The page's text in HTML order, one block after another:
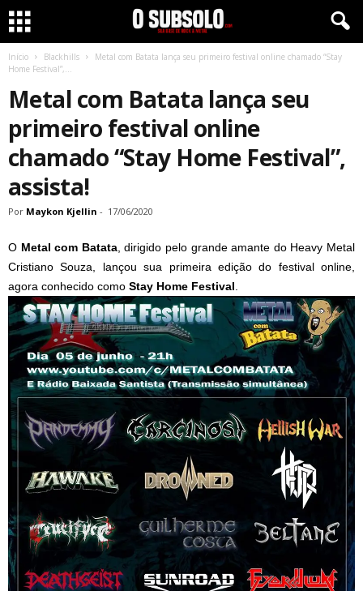
Início Blackhills
Metal com Batata lança seu primeiro festival online chamado “Stay
Home Festival”,...
Metal com Batata lança seu
primeiro festival online
chamado “Stay Home Festival”,
assista!
Por Maykon Kjellin - 17/06/2020
O Metal com Batata, dirigido pelo grande amante do Heavy Metal
Cristiano Souza, lançou sua primeira edição do festival online,
agora conhecido como Stay Home Festival